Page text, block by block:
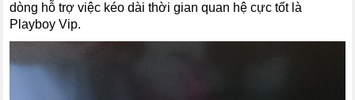
dòng hỗ trợ việc kéo dài thời gian quan hệ cực tốt là
Playboy Vip.